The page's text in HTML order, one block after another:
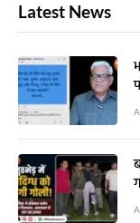
Latest News